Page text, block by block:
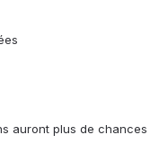
auront plus de chances